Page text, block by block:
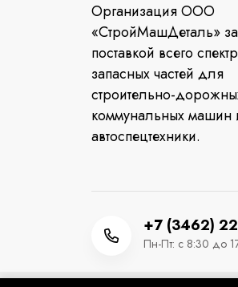
Организация ООО
«СтройМашДеталь»
поставкой всего
запасных частей для
строительно-
коммунальных машин
автоспецтехники.
+7 (3462)
Пн-Пт: с 8:30 до